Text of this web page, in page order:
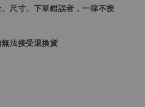
尺寸、下單錯誤者，一律不接
法接受退換貨